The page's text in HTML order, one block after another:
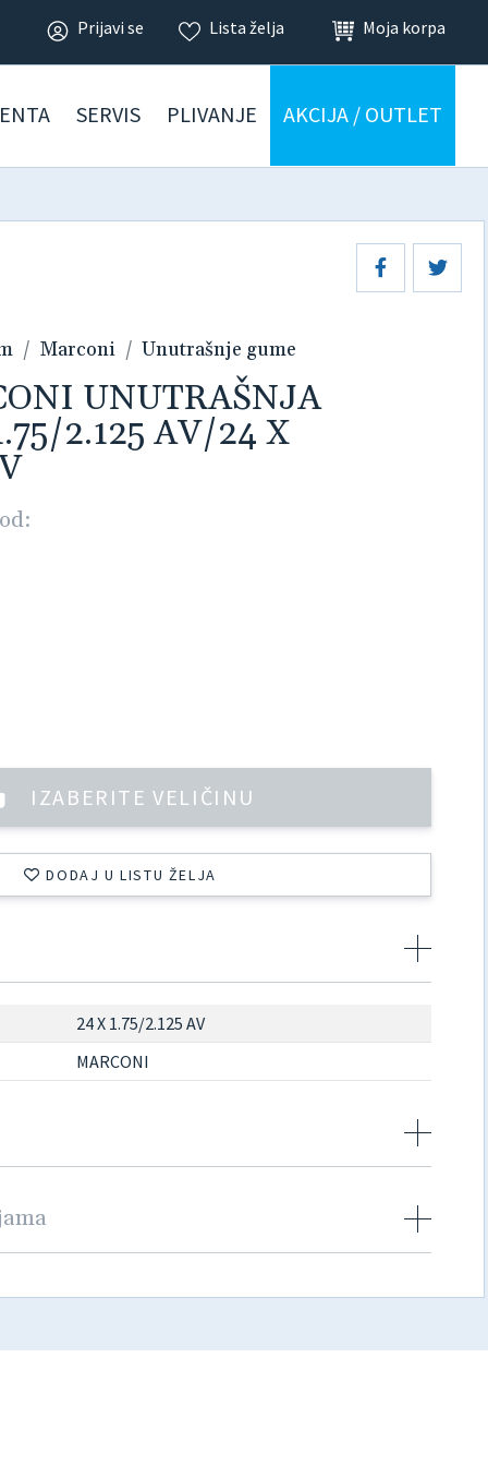
Prijavi se Lista želja Moja korpa
SERVIS PLIVANJE AKCIJA / OUTLET
Marconi Unutrašnje gume
UNUTRAŠNJA
2.125 AV/24 X
IZABERITE VELIČINU
DODAJ U LISTU ŽELJA
24 X 1.75/2.125 AV
MARCONI